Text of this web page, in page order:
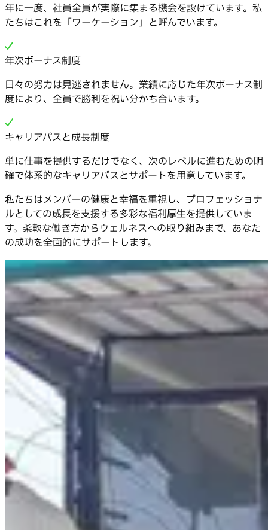
年に一度、社員全員が実際に集まる機会を設けています。私
たちはこれを「ワーケーション」と呼んでいます。
年次ボーナス制度
日々の努力は見逃されません。業績に応じた年次ボーナス制
度により、全員で勝利を祝い分かち合います。
キャリアパスと成長制度
単に仕事を提供するだけでなく、次のレベルに進むための明
確で体系的なキャリアパスとサポートを用意しています。
私たちはメンバーの健康と幸福を重視し、プロフェッショナ
ルとしての成長を支援する多彩な福利厚生を提供していま
す。柔軟な働き方からウェルネスへの取り組みまで、あなた
の成功を全面的にサポートします。